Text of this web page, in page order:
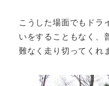
こうした場面でもドラ
いをすることもなく、
難なく走り切ってくれ